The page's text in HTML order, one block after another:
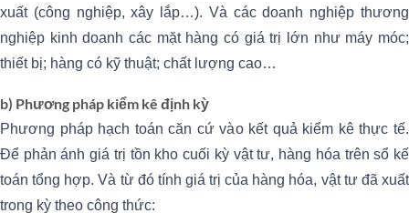
xuất (công nghiệp, xây lắp…). Và các doanh nghiệp thương
nghiệp kinh doanh các mặt hàng có giá trị lớn như máy móc;
thiết bị; hàng có kỹ thuật; chất lượng cao…
b) Phương pháp kiểm kê định kỳ
Phương pháp hạch toán căn cứ vào kết quả kiểm kê thực tế.
Để phản ánh giá trị tồn kho cuối kỳ vật tư, hàng hóa trên sổ kế
toán tổng hợp. Và từ đó tính giá trị của hàng hóa, vật tư đã xuất
trong kỳ theo công thức: